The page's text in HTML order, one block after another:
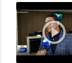
play_circle_outline